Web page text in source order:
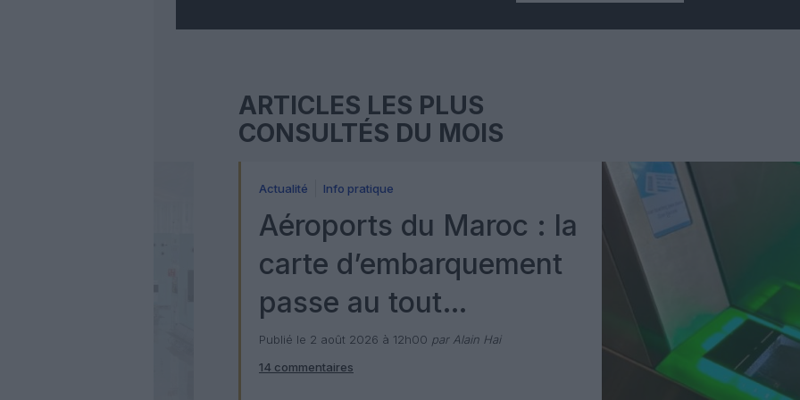
ARTICLES LES PLUS
CONSULTÉS DU MOIS
Actualité Info pratique
Aéroports du Maroc : la
carte d’embarquement
passe au tout
numérique avec Pax
Check
Publié le 2 août 2026 à 12h00 par Alain Hai
14 commentaires